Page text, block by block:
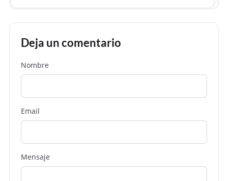
Mucha suerte en tu nuevo curro!! Adelante!
Joseba 16 de diciembre de 2013
Deja un comentario
Nombre
Email
Mensaje